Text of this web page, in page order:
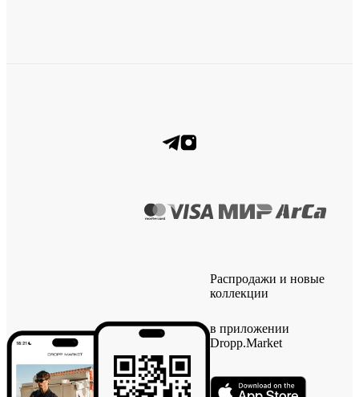
Распродажи и новые
коллекции
в приложении
Dropp.Market